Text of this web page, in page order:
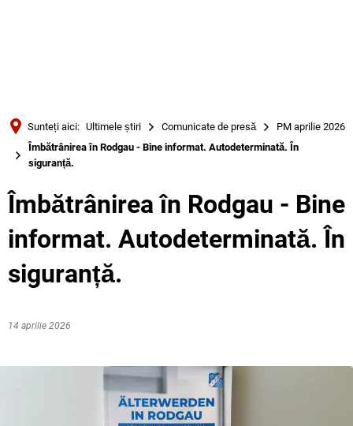
Русский
MENÜ
Sunteți aici: Ultimele știri Comunicate de presă
PM aprilie 2026
Îmbătrânirea în Rodgau - Bine informat. Autodeterminată. În
siguranță.
Îmbătrânirea în Rodgau - Bine
informat. Autodeterminată. În
siguranță.
14 aprilie 2026